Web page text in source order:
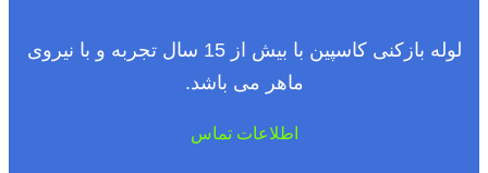
لوله بازکنی کاسپین با بیش از 15 سال تجربه و با نیروی
ماهر می باشد.
اطلاعات تماس